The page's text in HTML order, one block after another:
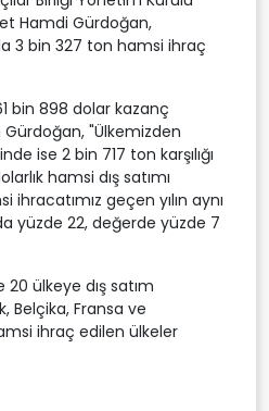
Hamdi Gürdoğan,
3 bin 327 ton hamsi ihraç
bin 898 dolar kazanç
Gürdoğan, "Ülkemizden
ise 2 bin 717 ton karşılığı
hamsi dış satımı
ihracatımız geçen yılın aynı
yüzde 22, değerde yüzde 7
ülkeye dış satım
Belçika, Fransa ve
ihraç edilen ülkeler